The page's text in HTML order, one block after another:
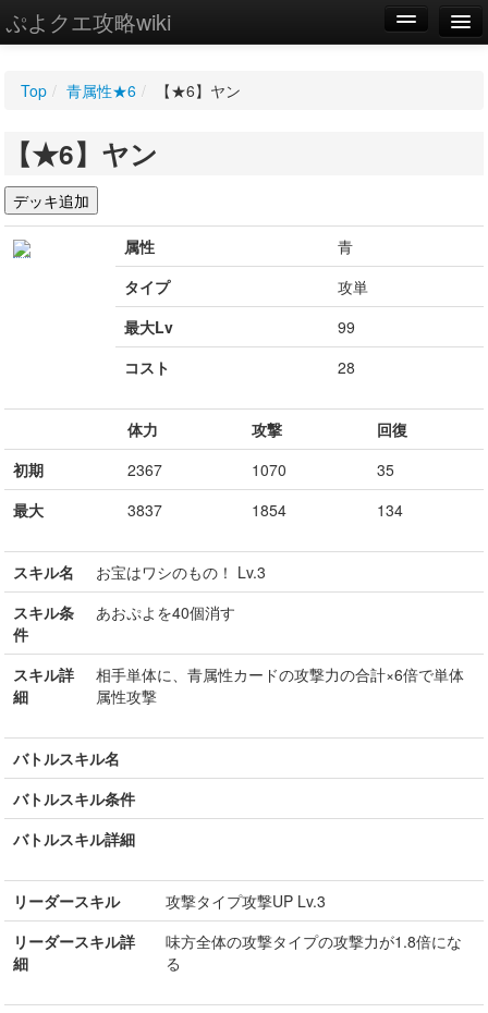
ぷよクエ攻略wiki
WIKI
設定
Top / 青属性★6 / 【★6】ヤン
【★6】ヤン
属性
青
タイプ
攻単
最大Lv
99
コスト
28
体力 攻撃
回復
初期
2367 1070
35
最大
3837 1854 134
スキル名
お宝はワシのもの！ Lv.3
スキル条
件
あおぷよを40個消す
スキル詳
細
相手単体に、青属性カードの攻撃力の合計×6倍で単体
属性攻撃
バトルスキル名
バトルスキル条件
バトルスキル詳細
リーダースキル
攻撃タイプ攻撃UP Lv.3
リーダースキル詳
細
味方全体の攻撃タイプの攻撃力が1.8倍にな
る